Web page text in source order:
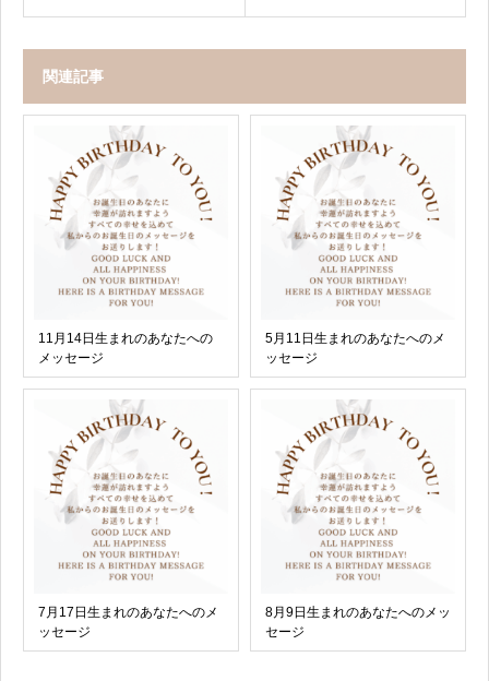
関連記事
11月14日生まれのあなたへの
メッセージ
5月11日生まれのあなたへのメ
ッセージ
7月17日生まれのあなたへのメ
ッセージ
8月9日生まれのあなたへのメッ
セージ